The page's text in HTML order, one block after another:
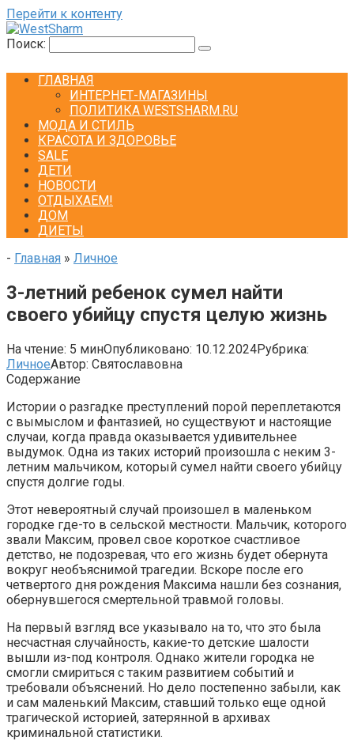
Перейти к контенту
Поиск:
ГЛАВНАЯ
ИНТЕРНЕТ-МАГАЗИНЫ
ПОЛИТИКА WESTSHARM.RU
МОДА И СТИЛЬ
КРАСОТА И ЗДОРОВЬЕ
SALE
ДЕТИ
НОВОСТИ
ОТДЫХАЕМ!
ДОМ
ДИЕТЫ
- Главная » Личное
3-летний ребенок сумел найти
своего убийцу спустя целую жизнь
На чтение: 5 минОпубликовано: 10.12.2024Рубрика:
ЛичноеАвтор: Святославовна
Содержание
Истории о разгадке преступлений порой переплетаются
с вымыслом и фантазией, но существуют и настоящие
случаи, когда правда оказывается удивительнее
выдумок. Одна из таких историй произошла с неким 3-
летним мальчиком, который сумел найти своего убийцу
спустя долгие годы.
Этот невероятный случай произошел в маленьком
городке где-то в сельской местности. Мальчик, которого
звали Максим, провел свое короткое счастливое
детство, не подозревая, что его жизнь будет обернута
вокруг необъяснимой трагедии. Вскоре после его
четвертого дня рождения Максима нашли без сознания,
обернувшегося смертельной травмой головы.
На первый взгляд все указывало на то, что это была
несчастная случайность, какие-то детские шалости
вышли из-под контроля. Однако жители городка не
смогли смириться с таким развитием событий и
требовали объяснений. Но дело постепенно забыли, как
и сам маленький Максим, ставший только еще одной
трагической историей, затерянной в архивах
криминальной статистики.